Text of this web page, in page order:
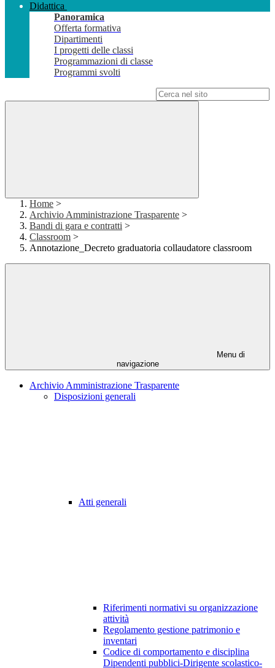
Didattica
Panoramica
Offerta formativa
Dipartimenti
I progetti delle classi
Programmazioni di classe
Programmi svolti
Home >
Archivio Amministrazione Trasparente >
Bandi di gara e contratti >
Classroom >
Annotazione_Decreto graduatoria collaudatore classroom
Menu di
navigazione
Archivio Amministrazione Trasparente
Disposizioni generali
Atti generali
Riferimenti normativi su organizzazione
attività
Regolamento gestione patrimonio e
inventari
Codice di comportamento e disciplina
Dipendenti pubblici-Dirigente scolastico-